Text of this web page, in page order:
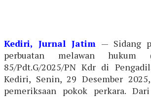
Kediri, Jurnal Jatim — Sidang
perbuatan melawan hukum
85/Pdt.G/2025/PN Kdr di
Kediri, Senin, 29 Desember
pemeriksaan pokok perkara.